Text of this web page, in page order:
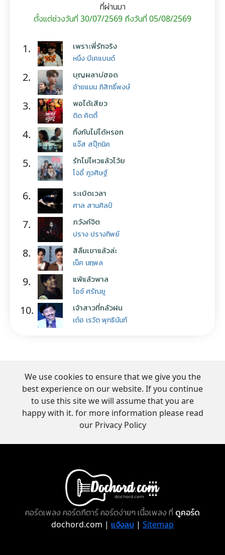
ที่ผ่านมา
ตั้งแต่ช่วงวันที่ 30/07/2569 ถึงวันที่ 05/08/2569
1. เพราะพี่รักจริง
หนึ่ง บีเคแบนด์
2. บุญผลาบ่ฮอด
อ้ายแมน ภิสิทธิ์พงษ์
3. พอได้เสียว
ดิด คิตตี้
4. ทิ้งกันไม่ได้หรอก
แจ๊ส สปุ๊กนิค
5. รักไม่ไหวแล้วโว้ย
โจอี้ ภูวศิษฐ์
6. ระเบิดเวลา
ศาล สานศิลป์
7. ภวังค์จิต
ปราง ปรางทิพย์
8. สิลืมเขาแล้วล่ะ
เน็ค นฤพล
9. แพ้แล้วพาล
ไอซ์ ศรัณยู
10. เจ้าสาวที่กลัวฝน
เต๋อ เรวัต พุทธินันท์
We use cookies to ensure that we give you the
best experience on our website. If you continue
to use this site we will assume that you are
happy with it. for more information please read
our Privacy Policy
คอร์ดเพลง คอร์ดกีตาร์ คอร์ดง่ายๆ เนื้อเพลง ที่ ดูคอร์ด
dochord.com | แจ้งลบ | Sitemap